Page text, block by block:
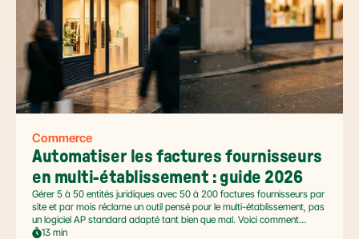
Commerce
Automatiser les factures fournisseurs
en multi-établissement : guide 2026
Gérer 5 à 50 entités juridiques avec 50 à 200 factures fournisseurs par
site et par mois réclame un outil pensé pour le multi-établissement, pas
un logiciel AP standard adapté tant bien que mal. Voici comment
automatiser sans casser la gouvernance locale, capturer le levier BFR
13 min